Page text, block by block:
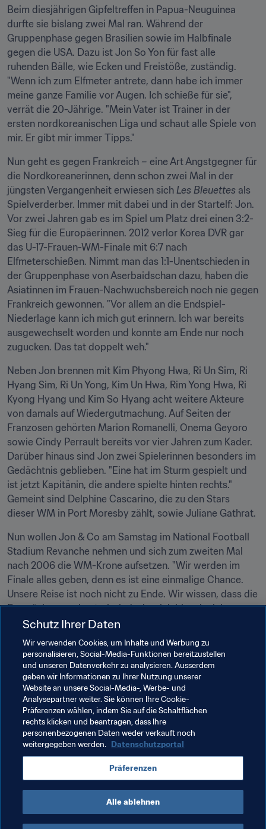
Beim diesjährigen Gipfeltreffen in Papua-Neuguinea
durfte sie bislang zwei Mal ran. Während der
Gruppenphase gegen Brasilien sowie im Halbfinale
gegen die USA. Dazu ist Jon So Yon für fast alle
ruhenden Bälle, wie Ecken und Freistöße, zuständig.
"Wenn ich zum Elfmeter antrete, dann habe ich immer
meine ganze Familie vor Augen. Ich schieße für sie",
verrät die 20-Jährige. "Mein Vater ist Trainer in der
ersten nordkoreanischen Liga und schaut alle Spiele von
mir. Er gibt mir immer Tipps."
Nun geht es gegen Frankreich – eine Art Angstgegner für
die Nordkoreanerinnen, denn schon zwei Mal in der
jüngsten Vergangenheit erwiesen sich Les Bleuettes als
Spielverderber. Immer mit dabei und in der Startelf: Jon.
Vor zwei Jahren gab es im Spiel um Platz drei einen 3:2-
Sieg für die Europäerinnen. 2012 verlor Korea DVR gar
das U-17-Frauen-WM-Finale mit 6:7 nach
Elfmeterschießen. Nimmt man das 1:1-Unentschieden in
der Gruppenphase von Aserbaidschan dazu, haben die
Asiatinnen im Frauen-Nachwuchsbereich noch nie gegen
Frankreich gewonnen. "Vor allem an die Endspiel-
Niederlage kann ich mich gut erinnern. Ich war bereits
ausgewechselt worden und konnte am Ende nur noch
zugucken. Das tat doppelt weh."
Neben Jon brennen mit Kim Phyong Hwa, Ri Un Sim, Ri
Hyang Sim, Ri Un Yong, Kim Un Hwa, Rim Yong Hwa, Ri
Kyong Hyang und Kim So Hyang acht weitere Akteure
von damals auf Wiedergutmachung. Auf Seiten der
Franzosen gehörten Marion Romanelli, Onema Geyoro
sowie Cindy Perrault bereits vor vier Jahren zum Kader.
Darüber hinaus sind Jon zwei Spielerinnen besonders im
Gedächtnis geblieben. "Eine hat im Sturm gespielt und
ist jetzt Kapitänin, die andere spielte hinten rechts."
Gemeint sind Delphine Cascarino, die zu den Stars
dieser WM in Port Moresby zählt, sowie Juliane Gathrat.
Nun wollen Jon & Co am Samstag im National Football
Stadium Revanche nehmen und sich zum zweiten Mal
nach 2006 die WM-Krone aufsetzen. "Wir werden im
Finale alles geben, denn es ist eine einmalige Chance.
Unsere Reise ist noch nicht zu Ende. Wir wissen, dass die
Französinnen sehr stark sind, aber ich bin mir sicher,
dass wir am Ende Weltmeister sind." Und sollte es einen
Strafstoß für Korea DVR geben? "Dann werde ich
antreten und treffen. Davon bin ich überzeugt."
Verwandte Themen
Turniere
FIFA U-20-Frauen-Weltmeisterschaft Papua-
Neuguinea 2016
France DPR Korea AFC UEFA
Schutz Ihrer Daten
Wir verwenden Cookies, um Inhalte und Werbung zu
personalisieren, Social-Media-Funktionen bereitzustellen
und unseren Datenverkehr zu analysieren. Ausserdem
geben wir Informationen zu Ihrer Nutzung unserer
Website an unsere Social-Media-, Werbe- und
Analysepartner weiter. Sie können Ihre Cookie-
Präferenzen wählen, indem Sie auf die Schaltflächen
rechts klicken und beantragen, dass Ihre
personenbezogenen Daten weder verkauft noch
weitergegeben werden. Datenschutzportal
Präferenzen
Alle ablehnen